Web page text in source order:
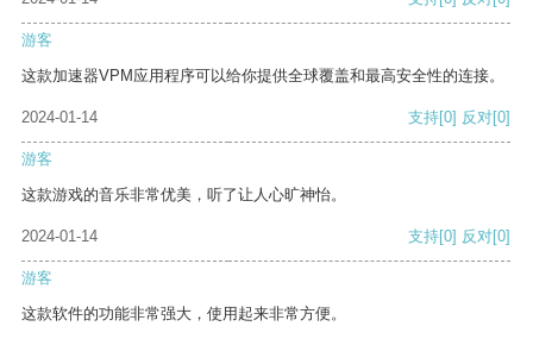
游客
这款加速器VPM应用程序可以给你提供全球覆盖和最高安全性的连接。
2024-01-14 支持[0] 反对[0]
游客
这款游戏的音乐非常优美，听了让人心旷神怡。
2024-01-14 支持[0] 反对[0]
游客
这款软件的功能非常强大，使用起来非常方便。